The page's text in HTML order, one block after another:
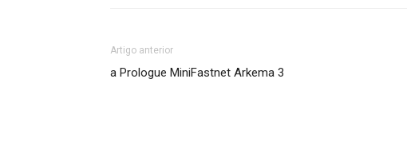
Artigo anterior
a Prologue MiniFastnet Arkema 3